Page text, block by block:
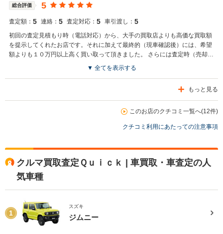
総合評価 5
査定額： 5 連絡： 5 査定対応： 5 車引渡し： 5
初回の査定見積もり時（電話対応）から、大手の買取店よりも高価な買取額
を提示してくれたお店です。それに加えて最終的（現車確認後）には、希望
額よりも１０万円以上高く買い取って頂きました。 さらには査定時（売却
前）において、この車を幾らで再販売するのか等、正直に話してくださり、
作業は、想像以上に（呆気にとられるほど）簡単に完了し、お店の屋号の通
り「ＱＵＩＣＫ」でした。（ 極端に言えば…、事故の有無を調べる程
優先ではなく、お客との約束を守るお店です。） こういった誠実で良心的な
いです。ありがとうございました。（ お店を応援する意味をこめて、クチコ
ミを投稿させて頂きました。）
▼ 全てを表示する
もっと見る
このお店のクチコミ一覧へ(12件)
クチコミ利用にあたっての注意事項
クルマ買取査定Ｑｕｉｃｋ | 車買取・車査定の人
気車種
1
スズキ
ジムニー